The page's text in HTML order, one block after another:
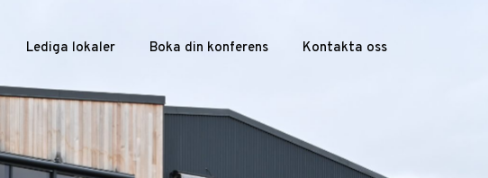
Lediga lokaler Boka din konferens Kontakta oss